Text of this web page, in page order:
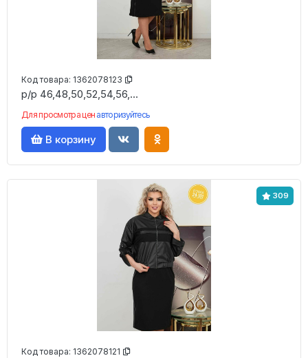
Код товара: 1362078123
р/р 46,48,50,52,54,56,...
Для просмотра цен авторизуйтесь
В корзину
309
Код товара: 1362078121